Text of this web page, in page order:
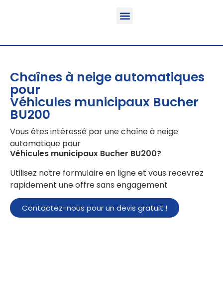
Chaînes à neige automatiques
pour
Véhicules municipaux Bucher
BU200
Vous êtes intéressé par une chaîne à neige
automatique pour
Véhicules municipaux Bucher BU200?
Utilisez notre formulaire en ligne et vous recevrez
rapidement une offre sans engagement
Contactez-nous pour un devis gratuit !